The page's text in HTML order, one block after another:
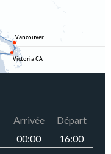
Arrivée
Départ
00:00
16:00